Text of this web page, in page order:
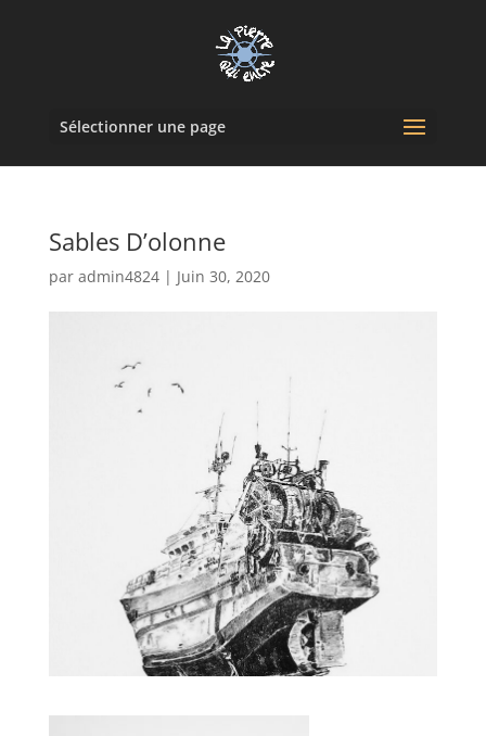
Sélectionner une page
Sables D’olonne
par admin4824| Juin 30, 2020